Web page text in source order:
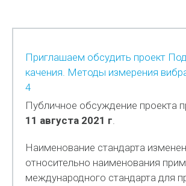
Приглашаем обсудить проект
качения. Методы измерения
4
Публичное обсуждение проекта
11 августа 2021 г.
Наименование стандарта
относительно наименования
международного стандарта для